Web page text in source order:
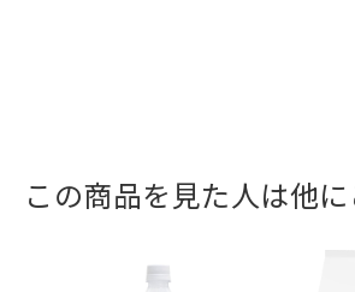
この商品を見た人は他